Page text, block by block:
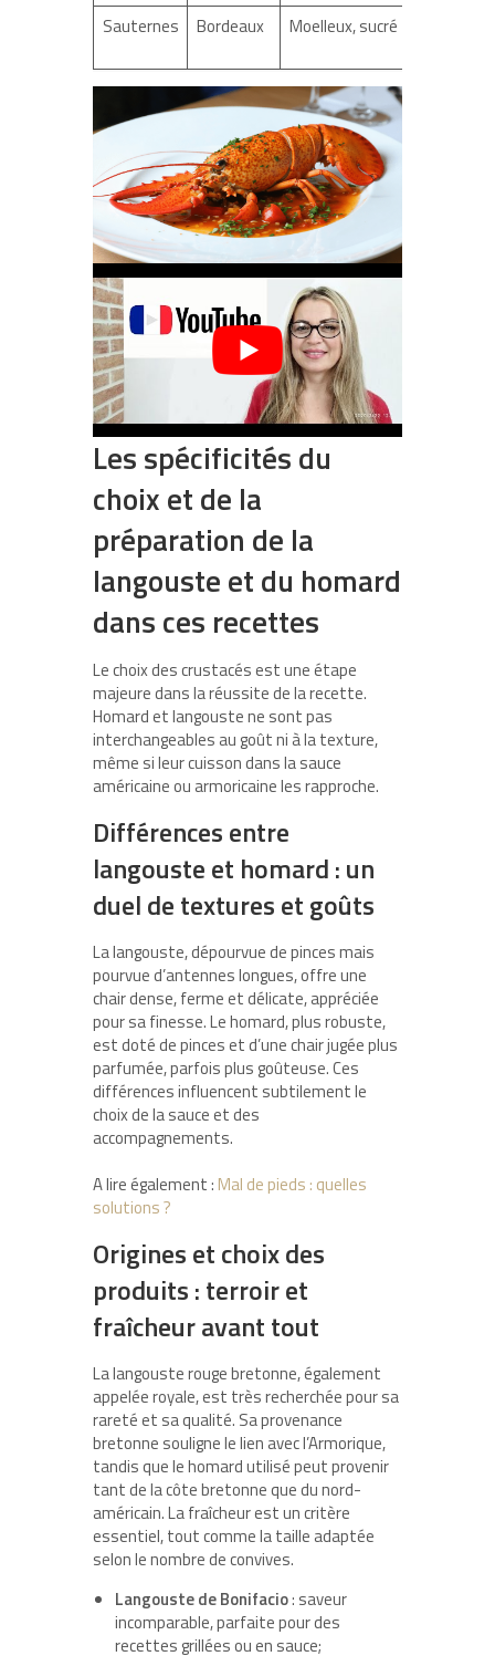
Sauternes
Bordeaux Moelleux, sucré
Les spécificités du
choix et de la
préparation de la
langouste et du homard
dans ces recettes
Le choix des crustacés est une étape
majeure dans la réussite de la recette.
Homard et langouste ne sont pas
interchangeables au goût ni à la texture,
même si leur cuisson dans la sauce
américaine ou armoricaine les rapproche.
Différences entre
langouste et homard : un
duel de textures et goûts
La langouste, dépourvue de pinces mais
pourvue d’antennes longues, offre une
chair dense, ferme et délicate, appréciée
pour sa finesse. Le homard, plus robuste,
est doté de pinces et d’une chair jugée plus
parfumée, parfois plus goûteuse. Ces
différences influencent subtilement le
choix de la sauce et des
accompagnements.
A lire également : Mal de pieds : quelles
solutions ?
Origines et choix des
produits : terroir et
fraîcheur avant tout
La langouste rouge bretonne, également
appelée royale, est très recherchée pour sa
rareté et sa qualité. Sa provenance
bretonne souligne le lien avec l’Armorique,
tandis que le homard utilisé peut provenir
tant de la côte bretonne que du nord-
américain. La fraîcheur est un critère
essentiel, tout comme la taille adaptée
selon le nombre de convives.
Langouste de Bonifacio: saveur
incomparable, parfaite pour des
recettes grillées ou en sauce;